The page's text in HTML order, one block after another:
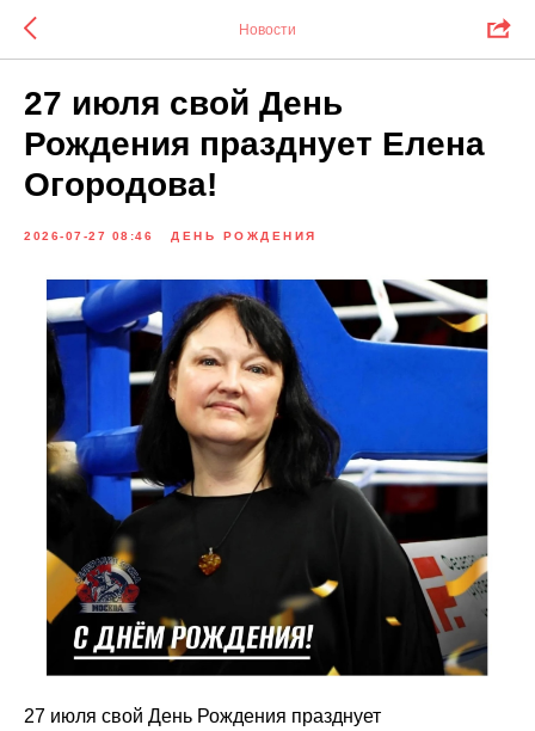
Новости
27 июля свой День
Рождения празднует Елена
Огородова!
2026-07-27 08:46 ДЕНЬ РОЖДЕНИЯ
27 июля свой День Рождения празднует